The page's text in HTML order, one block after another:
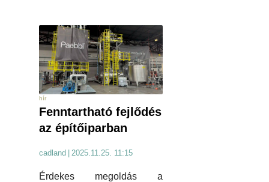
hír
Fenntartható fejlődés
az építőiparban
cadland | 2025.11.25. 11:15
Érdekes megoldás a